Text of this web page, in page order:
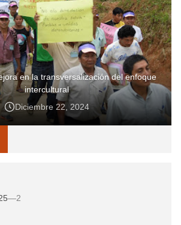
en la transversalización del enfoque
intercultural
Diciembre 22, 2024
—2